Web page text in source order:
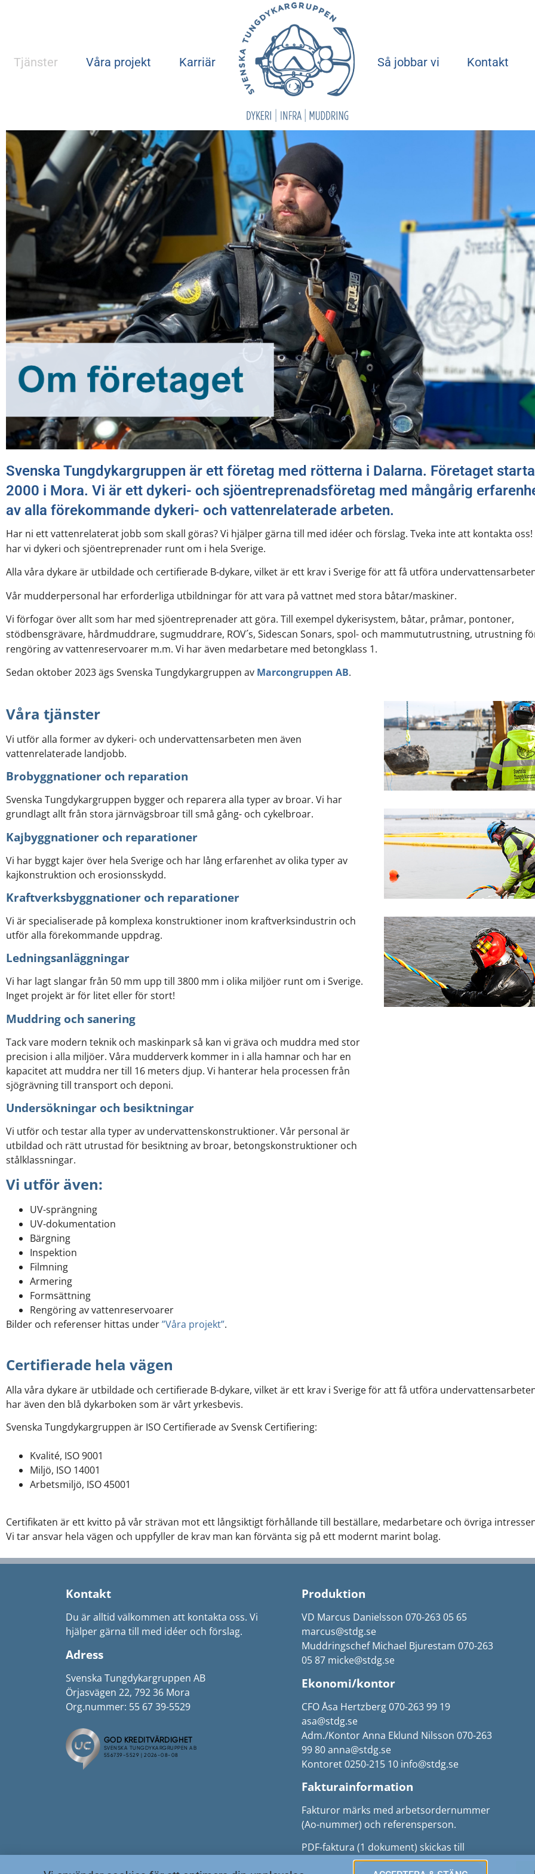
Tjänster Våra projekt Karriär Start Så jobbar vi Kontakt
Svenska Tungdykargruppen är ett företag med rötterna i Dalarna. Företaget
2000 i Mora. Vi är ett dykeri- och sjöentreprenadsföretag med mångårig
av alla förekommande dykeri- och vattenrelaterade arbeten.
Har ni ett vattenrelaterat jobb som skall göras? Vi hjälper gärna till med idéer och förslag. Tveka inte att kontakta oss!
har vi dykeri och sjöentreprenader runt om i hela Sverige.
Alla våra dykare är utbildade och certifierade B-dykare, vilket är ett krav i Sverige för att få utföra
Vår mudderpersonal har erforderliga utbildningar för att vara på vattnet med stora båtar/maskiner.
Vi förfogar över allt som har med sjöentreprenader att göra. Till exempel dykerisystem, båtar, pråmar, pontoner,
stödbensgrävare, hårdmuddrare, sugmuddrare, ROV´s, Sidescan Sonars, spol- och mammututrustning, utrustning
rengöring av vattenreservoarer m.m. Vi har även medarbetare med betongklass 1.
Sedan oktober2023 ägs Svenska Tungdykargruppen av Marcongruppen AB.
Våra tjänster
Vi utför alla former av dykeri- och undervattensarbeten men även
vattenrelaterade landjobb.
Brobyggnationer och reparation
Svenska Tungdykargruppen bygger och reparera alla typer av broar. Vi har
grundlagt allt från stora järnvägsbroar till små gång- och cykelbroar.
Kajbyggnationer och reparationer
Vi har byggt kajer över hela Sverige och har lång erfarenhet av olika typer av
kajkonstruktion och erosionsskydd.
Kraftverksbyggnationer och reparationer
Vi är specialiserade på komplexa konstruktioner inom kraftverksindustrin och
utför alla förekommande uppdrag.
Ledningsanläggningar
Vi har lagt slangar från 50 mm upp till 3800 mm i olika miljöer runt om i Sverige.
Inget projekt är för litet eller för stort!
Muddring och sanering
Tack vare modern teknik och maskinpark så kan vi gräva och muddra med stor
precision i alla miljöer. Våra mudderverk kommer in i alla hamnar och har en
kapacitet att muddra ner till 16 meters djup. Vi hanterar hela processen från
sjögrävning till transport och deponi.
Undersökningar och besiktningar
Vi utför och testar alla typer av undervattenskonstruktioner. Vår personal är
utbildad och rätt utrustad för besiktning av broar, betongskonstruktioner och
stålklassningar.
Vi utför även:
UV-sprängning
UV-dokumentation
Bärgning
Inspektion
Filmning
Armering
Formsättning
Rengöring av vattenreservoarer
Bilder och referenser hittas under”Våra projekt”.
Certifierade hela vägen
Alla våra dykare är utbildade och certifierade B-dykare, vilket är ett krav i Sverige för att få utföra
har även den blå dykarboken som är vårt yrkesbevis.
Svenska Tungdykargruppen är ISO Certifierade av Svensk Certifiering:
Kvalité, ISO 9001
Miljö, ISO 14001
Arbetsmiljö, ISO 45001
Certifikaten är ett kvitto på vår strävan mot ett långsiktigt förhållande till beställare, medarbetare och övriga
Vi tar ansvar hela vägen och uppfyller de krav man kan förvänta sig på ett modernt marint bolag.
Kontakt
Du är alltid välkommen att kontakta oss. Vi
hjälper gärna till med idéer och förslag.
Adress
Svenska Tungdykargruppen AB
Örjasvägen 22, 792 36 Mora
Org.nummer: 55 67 39-5529
Produktion
VD Marcus Danielsson 070-263 05 65
marcus@stdg.se
Muddringschef Michael Bjurestam 070-263
05 87 micke@stdg.se
Ekonomi/kontor
CFO Åsa Hertzberg 070-263 99 19
asa@stdg.se
Adm./Kontor Anna Eklund Nilsson 070-263
99 80 anna@stdg.se
Kontoret 0250-215 10 info@stdg.se
Fakturainformation
Fakturor märks med arbetsordernummer
(Ao-nummer) och referensperson.
PDF-faktura (1 dokument) skickas till
faktura@stdg.se